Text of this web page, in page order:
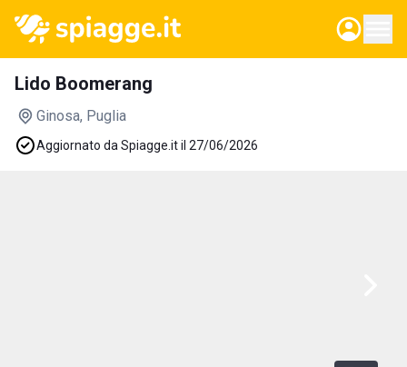
Lido Boomerang
Ginosa, Puglia
Aggiornato da Spiagge.it il 27/06/2026